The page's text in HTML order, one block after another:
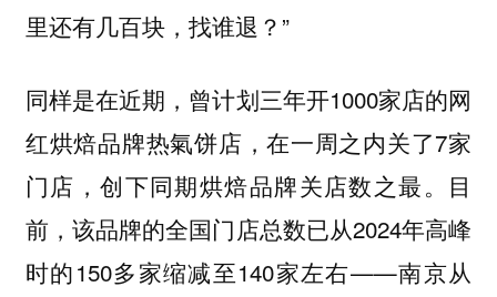
里还有几百块，找谁退？”
同样是在近期，曾计划三年开1000家店的网
红烘焙品牌热氣饼店，在一周之内关了7家
门店，创下同期烘焙品牌关店数之最。目
前，该品牌的全国门店总数已从2024年高峰
时的150多家缩减至140家左右——南京从